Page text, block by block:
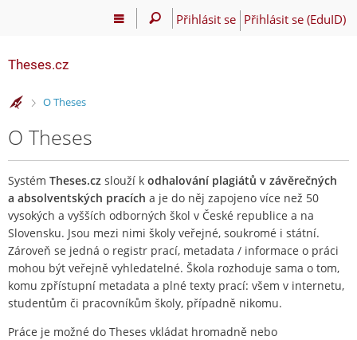
Přihlásit se Přihlásit se (EduID)
Theses.cz
>
O Theses
O Theses
Systém Theses.cz slouží k odhalování plagiátů v závěrečných
a absolventských pracích a je do něj zapojeno více než 50
vysokých a vyšších odborných škol v České republice a na
Slovensku. Jsou mezi nimi školy veřejné, soukromé i státní.
Zároveň se jedná o registr prací, metadata / informace o práci
mohou být veřejně vyhledatelné. Škola rozhoduje sama o tom,
komu zpřístupní metadata a plné texty prací: všem v internetu,
studentům či pracovníkům školy, případně nikomu.
Práce je možné do Theses vkládat hromadně nebo